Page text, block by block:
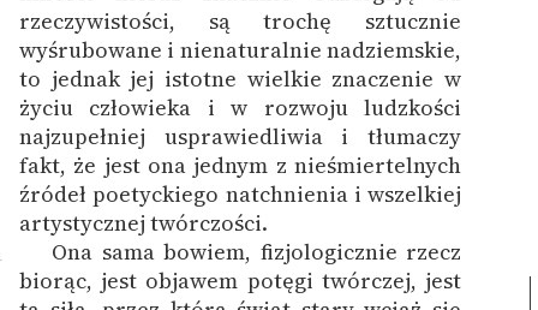
rzeczywistości, są trochę sztucznie
wyśrubowane i nienaturalnie nadziemskie,
to jednak jej istotne wielkie znaczenie w
życiu człowieka i w rozwoju ludzkości
najzupełniej usprawiedliwia i tłumaczy
fakt, że jest ona jednym z nieśmiertelnych
źródeł poetyckiego natchnienia i wszelkiej
artystycznej twórczości.
Ona sama bowiem, fizjologicznie rzecz
biorąc, jest objawem potęgi twórczej, jest